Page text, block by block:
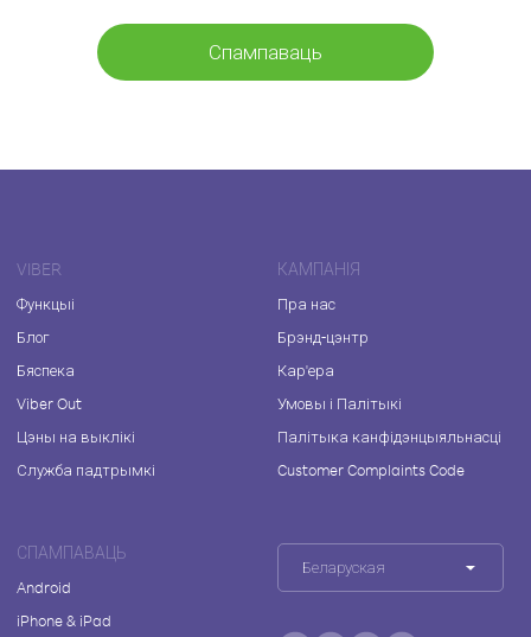
Спампаваць
VIBER
Функцыі
Блог
Бяспека
Viber Out
Цэны на выклікі
Служба падтрымкі
КАМПАНІЯ
Пра нас
Брэнд-цэнтр
Кар'ера
Умовы і Палітыкі
Палітыка канфідэнцыяльнасці
Customer Complaints Code
СПАМПАВАЦЬ
Android
iPhone & iPad
Беларуская